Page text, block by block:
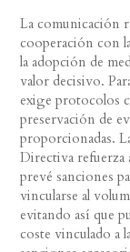
La comunicación
cooperación con
la adopción de
valor decisivo.
exige protocolos
preservación de
proporcionadas.
Directiva refuerza
prevé sanciones
vincularse al
evitando así que
coste vinculado a